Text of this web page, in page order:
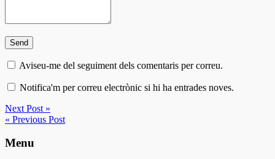
Aviseu-me del seguiment dels comentaris per correu.
Notifica'm per correu electrònic si hi ha entrades noves.
Next Post »
« Previous Post
Menu